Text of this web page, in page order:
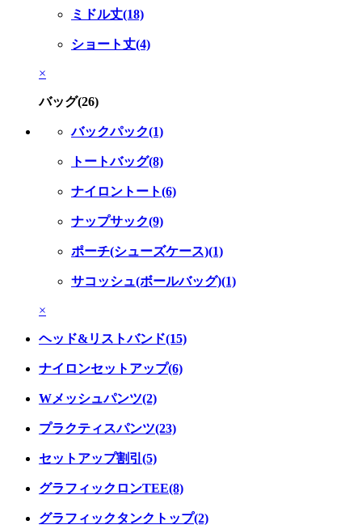
ミドル丈(18)
ショート丈(4)
×
バッグ(26)
バックパック(1)
トートバッグ(8)
ナイロントート(6)
ナップサック(9)
ポーチ(シューズケース)(1)
サコッシュ(ボールバッグ)(1)
×
ヘッド&リストバンド(15)
ナイロンセットアップ(6)
Wメッシュパンツ(2)
プラクティスパンツ(23)
セットアップ割引(5)
グラフィックロンTEE(8)
グラフィックタンクトップ(2)